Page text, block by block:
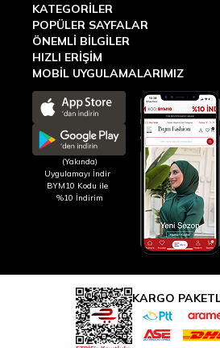
KATEGORILER
POPÜLER SAYFALAR
ÖNEMLI BILGILER
HIZLI ERIŞIM
MOBİL UYGULAMALARIMIZ
(Yakında)
Uygulamayı İndir
BYM10 Kodu ile
%10 İndirim
KARGO